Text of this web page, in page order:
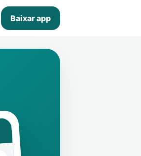
Baixar app